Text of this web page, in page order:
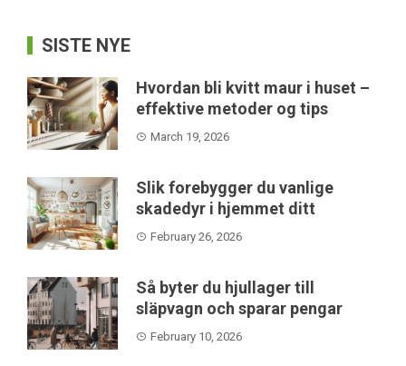
SISTE NYE
Hvordan bli kvitt maur i huset –
effektive metoder og tips
March 19, 2026
Slik forebygger du vanlige
skadedyr i hjemmet ditt
February 26, 2026
Så byter du hjullager till
släpvagn och sparar pengar
February 10, 2026